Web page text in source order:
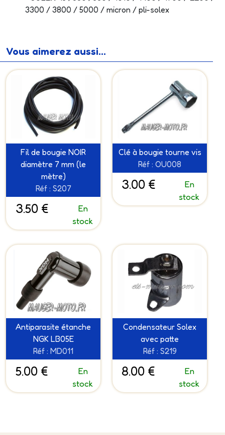
3300 / 3800 / 5000 / micron / pli-solex
Vous aimerez aussi...
Fil de bougie NOIR
diamètre 7 mm (le
mètre)
Réf : S207
3.50 €
En
stock
Clé à bougie tourne vis
Réf : OU008
3.00 €
En
stock
Antiparasite étanche
NGK LB05E
Réf : MD011
5.00 €
En
stock
Condensateur Solex
avec patte
Réf : S219
8.00 €
En
stock